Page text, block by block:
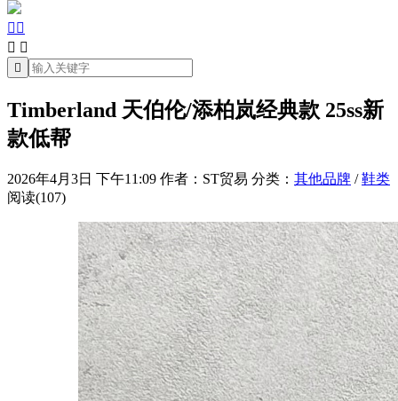
 
 

Timberland 天伯伦/添柏岚经典款 25ss新
款低帮
2026年4月3日 下午11:09 作者：ST贸易 分类： 其他品牌 /鞋类
阅读(107)